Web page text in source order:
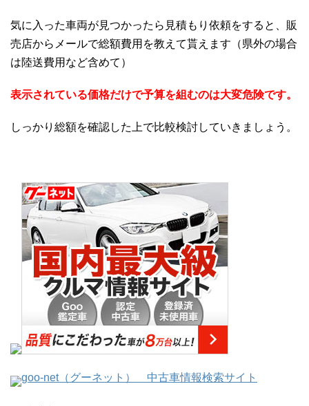
気に入った車両が見つかったら見積もり依頼をすると、販
売店からメールで総額費用を教えて貰えます（県外の場合
は陸送費用など含めて）
表示されている価格だけで予算を組むのは大変危険です。
しっかり総額を確認した上で比較検討していきましょう。
goo-net（グーネット） 中古車情報検索サイト